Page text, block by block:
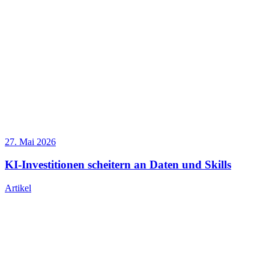
27. Mai 2026
KI-Investitionen scheitern an Daten und Skills
Artikel